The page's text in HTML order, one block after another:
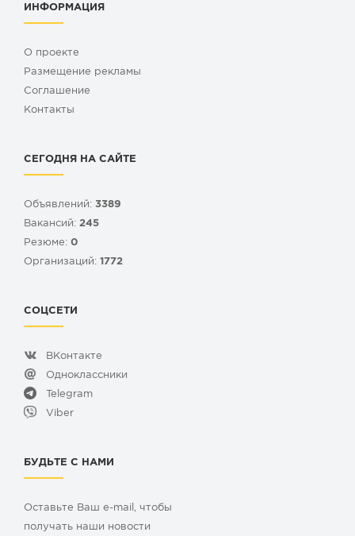
ИНФОРМАЦИЯ
О проекте
Размещение рекламы
Cоглашение
Контакты
СЕГОДНЯ НА САЙТЕ
Объявлений: 3389
Вакансий: 245
Резюме: 0
Организаций: 1772
СОЦСЕТИ
ВКонтакте
Одноклассники
Telegram
Viber
БУДЬТЕ С НАМИ
Оставьте Ваш e-mail, чтобы
получать наши новости